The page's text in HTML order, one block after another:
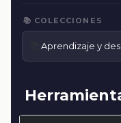
📚 COLECCIONES
📚Aprendizaje y